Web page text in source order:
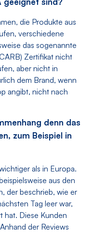
die Produkte aus
verschiedene
das sogenannte
Zertifikat nicht
aber nicht in
dem Brand, wenn
angibt, nicht nach
denn das
zum Beispiel in
als in Europa.
aus den
der beschrieb, wie er
Tag leer war,
hat. Diese Kunden
der Reviews